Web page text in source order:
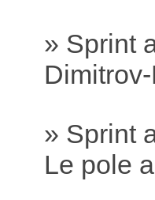
» Sprint
» Sprint
Le pole